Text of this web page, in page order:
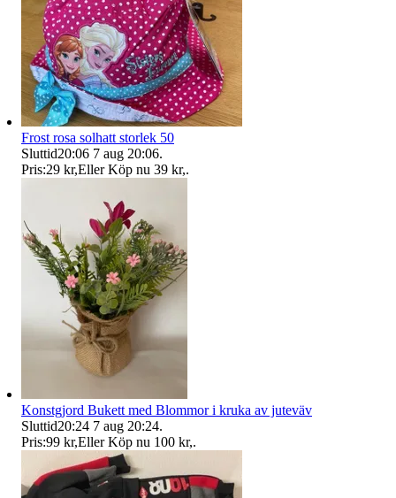
Frost rosa solhatt storlek 50
Sluttid20:06 7 aug 20:06.
Pris:29 kr,Eller Köp nu 39 kr,.
Konstgjord Bukett med Blommor i kruka av juteväv
Sluttid20:24 7 aug 20:24.
Pris:99 kr,Eller Köp nu 100 kr,.